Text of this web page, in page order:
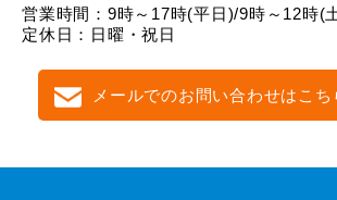
営業時間：9時～17時(平日)/9時～12時(
定休日：日曜・祝日
メールでのお問い合わせはこち